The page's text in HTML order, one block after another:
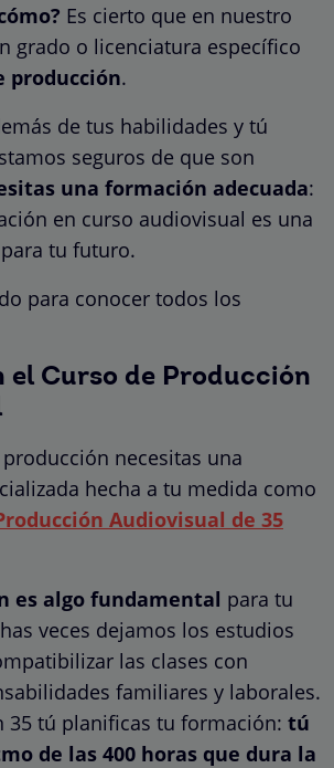
Es cierto que en nuestro
grado o licenciatura específico
producción.
de tus habilidades y tú
seguros de que son
una formación adecuada:
en curso audiovisual es una
tu futuro.
para conocer todos los
el Curso de Producción
necesitas una
hecha a tu medida como
Audiovisual de 35
es algo fundamental para tu
veces dejamos los estudios
las clases con
familiares y laborales.
35 tú planificas tu formación: tú
de las 400 horas que dura la